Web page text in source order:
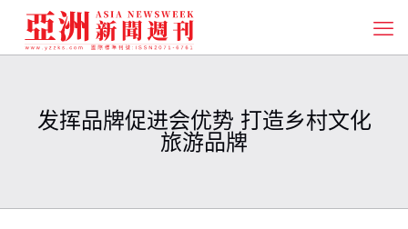
发挥品牌促进会优势 打造乡村文化
旅游品牌